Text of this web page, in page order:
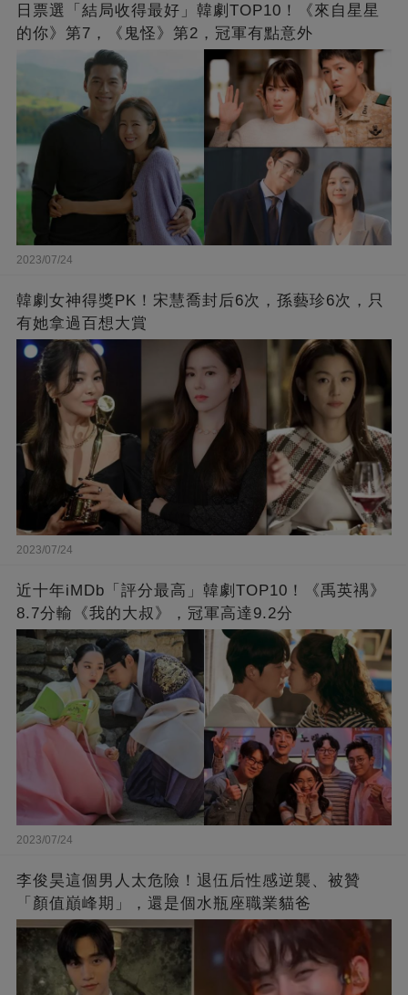
日票選「結局收得最好」韓劇TOP10！《來自星星
的你》第7，《鬼怪》第2，冠軍有點意外
2023/07/24
韓劇女神得獎PK！宋慧喬封后6次，孫藝珍6次，只
有她拿過百想大賞
2023/07/24
近十年iMDb「評分最高」韓劇TOP10！《禹英禑》
8.7分輸《我的大叔》，冠軍高達9.2分
2023/07/24
李俊昊這個男人太危險！退伍后性感逆襲、被贊
「顏值巔峰期」，還是個水瓶座職業貓爸